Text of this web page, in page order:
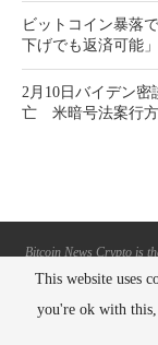
ビットコイン暴落
下げでも返済可能
2月10日バイデン
亡 米暗号法案行方
Bitcoin News Crypto is
assets and the future of
This website uses
you're ok with